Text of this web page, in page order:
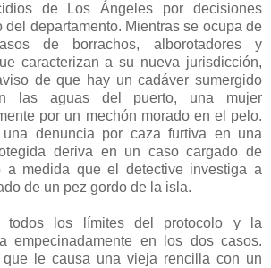
de Los Ángeles por decisiones
del departamento. Mientras se ocupa de
de borrachos, alborotadores y
caracterizan a su nueva jurisdicción,
de que hay un cadáver sumergido
las aguas del puerto, una mujer
por un mechón morado en el pelo.
denuncia por caza furtiva en una
deriva en un caso cargado de
a medida que el detective investiga a
de un pez gordo de la isla.
todos los límites del protocolo y la
empecinadamente en los dos casos.
le causa una vieja rencilla con un